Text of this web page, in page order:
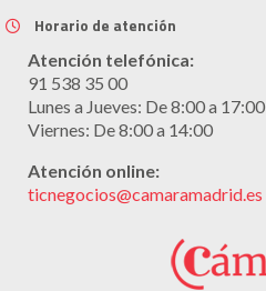
Horario de atención
Atención telefónica:
91 538 35 00
Lunes a Jueves: De 8:00 a 17:00
Viernes: De 8:00 a 14:00
Atención online:
ticnegocios@camaramadrid.es